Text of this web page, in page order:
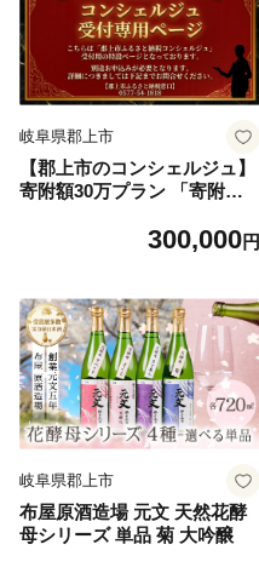
岐阜県郡上市
【郡上市のコンシェルジュ】
寄附額30万プラン 「寄附金
300,000円
岐阜県郡上市
布屋原酒造場 元文 天然花酵
母シリーズ 単品 菊 大吟醸